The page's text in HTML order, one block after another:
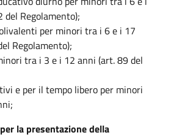
del Regolamento);
per minori tra i 6 e i 17
Regolamento);
tra i 3 e i 12 anni (art. 89 del
e per il tempo libero per minori
la presentazione della